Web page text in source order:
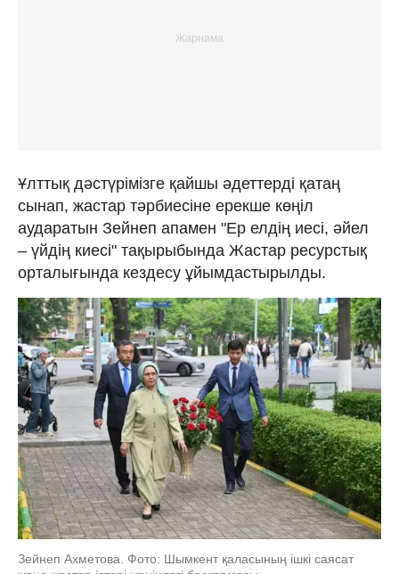
Ұлттық дәстүрімізге қайшы әдеттерді қатаң
сынап, жастар тәрбиесіне ерекше көңіл
аударатын Зейнеп апамен "Ер елдің иесі, әйел
– үйдің киесі" тақырыбында Жастар ресурстық
орталығында кездесу ұйымдастырылды.
Зейнеп Ахметова. Фото: Шымкент қаласының ішкі саясат